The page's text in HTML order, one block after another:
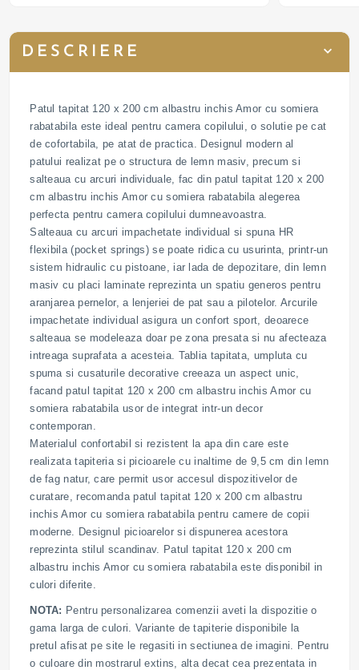
DESCRIERE
Patul tapitat 120 x 200 cm albastru inchis Amor cu somiera
rabatabila este ideal pentru camera copilului, o solutie pe cat
de cofortabila, pe atat de practica. Designul modern al
patului realizat pe o structura de lemn masiv, precum si
salteaua cu arcuri individuale, fac din patul tapitat 120 x 200
cm albastru inchis Amor cu somiera rabatabila alegerea
perfecta pentru camera copilului dumneavoastra.
Salteaua cu arcuri impachetate individual si spuna HR
flexibila (pocket springs) se poate ridica cu usurinta, printr-un
sistem hidraulic cu pistoane, iar lada de depozitare, din lemn
masiv cu placi laminate reprezinta un spatiu generos pentru
aranjarea pernelor, a lenjeriei de pat sau a pilotelor. Arcurile
impachetate individual asigura un confort sport, deoarece
salteaua se modeleaza doar pe zona presata si nu afecteaza
intreaga suprafata a acesteia. Tablia tapitata, umpluta cu
spuma si cusaturile decorative creeaza un aspect unic,
facand patul tapitat 120 x 200 cm albastru inchis Amor cu
somiera rabatabila usor de integrat intr-un decor
contemporan.
Materialul confortabil si rezistent la apa din care este
realizata tapiteria si picioarele cu inaltime de 9,5 cm din lemn
de fag natur, care permit usor accesul dispozitivelor de
curatare, recomanda patul tapitat 120 x 200 cm albastru
inchis Amor cu somiera rabatabila pentru camere de copii
moderne. Designul picioarelor si dispunerea acestora
reprezinta stilul scandinav. Patul tapitat 120 x 200 cm
albastru inchis Amor cu somiera rabatabila este disponibil in
culori diferite.
NOTA: Pentru personalizarea comenzii aveti la dispozitie o
gama larga de culori. Variante de tapiterie disponibile la
pretul afisat pe site le regasiti in sectiunea de imagini. Pentru
o culoare din mostrarul extins, alta decat cea prezentata in